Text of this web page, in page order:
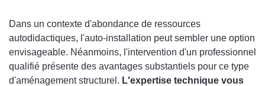
Dans un contexte d'abondance de ressources
autodidactiques, l'auto-installation peut sembler une option
envisageable. Néanmoins, l'intervention d'un professionnel
qualifié présente des avantages substantiels pour ce type
d'aménagement structurel. L'expertise technique vous